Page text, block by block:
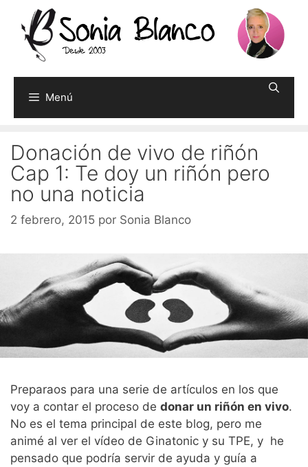
contenido
Menú
Donación de vivo de riñón
Cap 1: Te doy un riñón pero
no una noticia
2 febrero, 2015 por Sonia Blanco
Preparaos para una serie de artículos en los que
voy a contar el proceso de donar un riñón en vivo.
No es el tema principal de este blog, pero me
animé al ver el vídeo de Ginatonic y su TPE, y he
pensado que podría servir de ayuda y guía a